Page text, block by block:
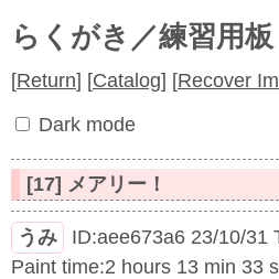
らくがき／練習用板
[Return] [Catalog] [Recover
Dark mode
[17] メアリー！
うみ ID:aee673a6 23/10/31
Paint time:2 hours 13 min 33